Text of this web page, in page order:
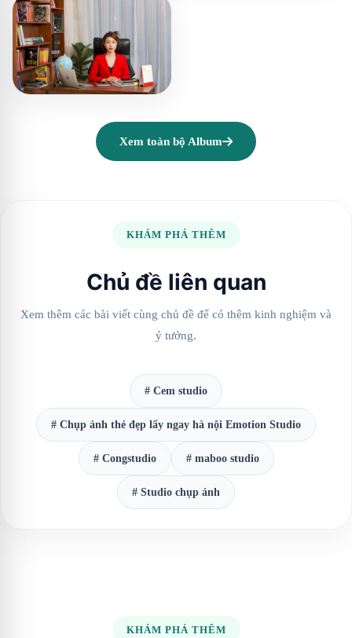
Xem toàn bộ Album
KHÁM PHÁ THÊM
Chủ đề liên quan
Xem thêm các bài viết cùng chủ đề để có thêm kinh nghiệm và
ý tưởng.
# Cem studio
# Chụp ảnh thẻ đẹp lấy ngay hà nội Emotion Studio
# Congstudio # maboo studio
# Studio chụp ảnh
KHÁM PHÁ THÊM